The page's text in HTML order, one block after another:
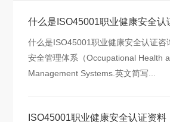
什么是ISO45001职业健康安全认
什么是ISO45001职业健康安全认证咨
安全管理体系（Occupational Health
Management Systems.英文简写...
ISO45001职业健康安全认证资料